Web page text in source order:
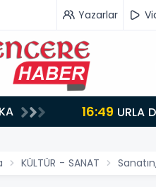
Yazarlar
16:49 URLA
KÜLTÜR - SANAT